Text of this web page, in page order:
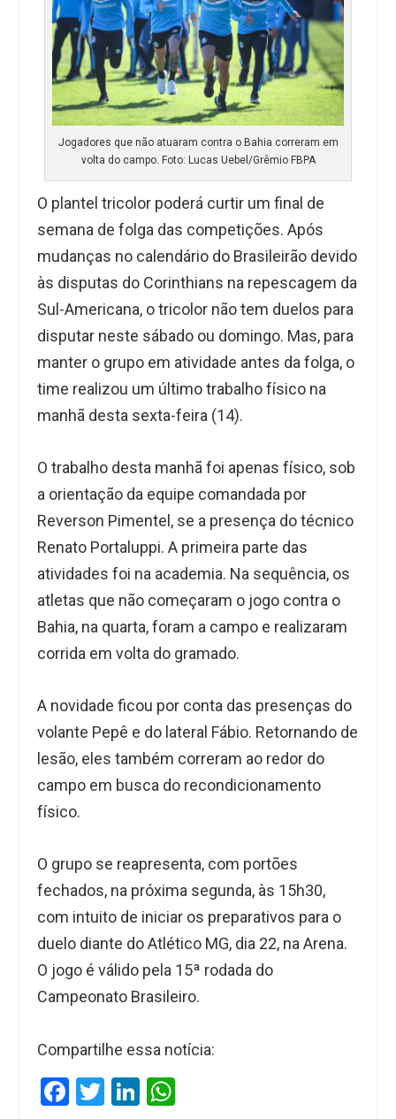
Jogadores que não atuaram contra o Bahia correram em
volta do campo. Foto: Lucas Uebel/Grêmio FBPA
O plantel tricolor poderá curtir um final de
semana de folga das competições. Após
mudanças no calendário do Brasileirão devido
às disputas do Corinthians na repescagem da
Sul-Americana, o tricolor não tem duelos para
disputar neste sábado ou domingo. Mas, para
manter o grupo em atividade antes da folga, o
time realizou um último trabalho físico na
manhã desta sexta-feira (14).
O trabalho desta manhã foi apenas físico, sob
a orientação da equipe comandada por
Reverson Pimentel, se a presença do técnico
Renato Portaluppi. A primeira parte das
atividades foi na academia. Na sequência, os
atletas que não começaram o jogo contra o
Bahia, na quarta, foram a campo e realizaram
corrida em volta do gramado.
A novidade ficou por conta das presenças do
volante Pepê e do lateral Fábio. Retornando de
lesão, eles também correram ao redor do
campo em busca do recondicionamento
físico.
O grupo se reapresenta, com portões
fechados, na próxima segunda, às 15h30,
com intuito de iniciar os preparativos para o
duelo diante do Atlético MG, dia 22, na Arena.
O jogo é válido pela 15ª rodada do
Campeonato Brasileiro.
Compartilhe essa notícia:
F
T
Li